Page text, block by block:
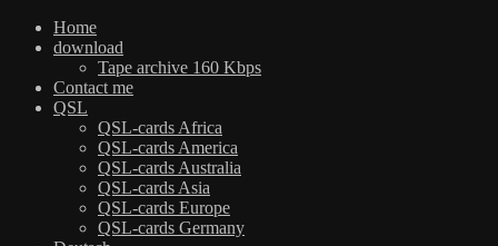
Home
download
Tape archive 160 Kbps
Contact me
QSL
QSL-cards Africa
QSL-cards America
QSL-cards Australia
QSL-cards Asia
QSL-cards Europe
QSL-cards Germany